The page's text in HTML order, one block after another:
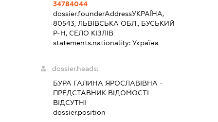
34784044
dossier.founderAddressУКРАЇНА,
80543, ЛЬВІВСЬКА ОБЛ., БУСЬКИЙ
Р-Н, СЕЛО КІЗЛІВ
statements.nationality: Україна
dossier.heads:
БУРА ГАЛИНА ЯРОСЛАВІВНА -
ПРЕДСТАВНИК ВІДОМОСТІ
ВІДСУТНІ
dossier.position -